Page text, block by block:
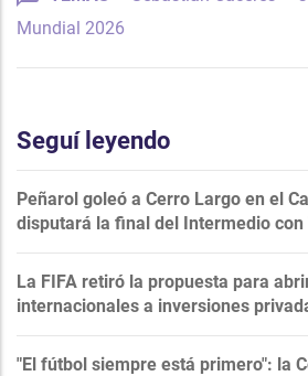
Mundial 2026
Seguí leyendo
Peñarol goleó a Cerro Largo en el
disputará la final del Intermedio con
La FIFA retiró la propuesta para
internacionales a inversiones
"El fútbol siempre está primero": la